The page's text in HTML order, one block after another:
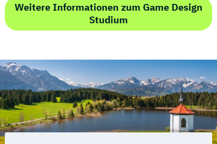
Weitere Informationen zum Game Design
Studium